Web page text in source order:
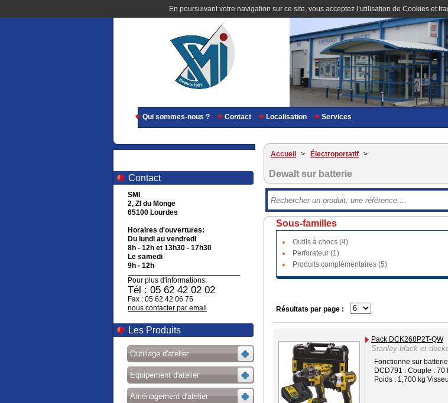
En poursuivant votre navigation sur ce site, vous acceptez l’utilisation de Cookies et
Qui sommes-nous ? Contact Localisation Services
Contact
SMI
2, ZI du Monge
65100 Lourdes
Horaires d'ouvertures:
Du lundi au vendredi
8h - 12h et 13h30 - 17h30
Le samedi
9h - 12h
Pour plus d'informations:
Tél : 05 62 42 02 02
Fax : 05 62 42 06 75
nous contacter par email
Les Produits
Outillage d'atelier
Equipement d'atelier
Aménagement d'atelier
Accueil > Électroportatif >
Dewalt sur batterie
Sous-familles
Outils à chocs (4)
Perforateur (1)
Produits complémentaires (5)
Résultats par page :
Pack DCK268P2T-QW
Stanley black et
Fonctionne sur
DCD791 : Couple : 70
Poids : 1,700 kg